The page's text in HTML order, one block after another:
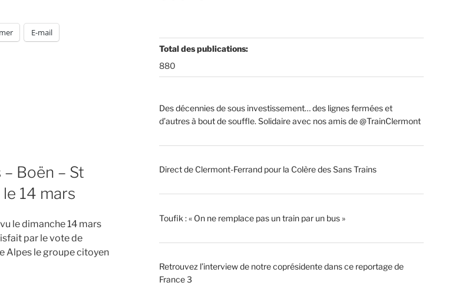
E-mail
Boën – St
14 mars
le dimanche 14 mars
par le vote de
Alpes le groupe citoyen
Total des publications:
880
Des décennies de sous investissement… des lignes fermées et
d’autres à bout de souffle. Solidaire avec nos amis de @TrainClermont
Direct de Clermont-Ferrand pour la Colère des Sans Trains
Toufik : « On ne remplace pas un train par un bus »
Retrouvez l’interview de notre coprésidente dans ce reportage de
France 3